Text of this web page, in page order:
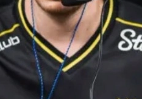
pentru meta-ul competitiv
însă, o înfrângere